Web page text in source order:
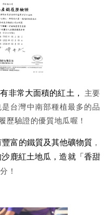
非常大面積的紅土，
主要
台灣中南部種植最多的品
歷驗證的優質地瓜喔！
富的鐵質及其他礦物質 ，
鹿紅土地瓜，造就「香甜
！